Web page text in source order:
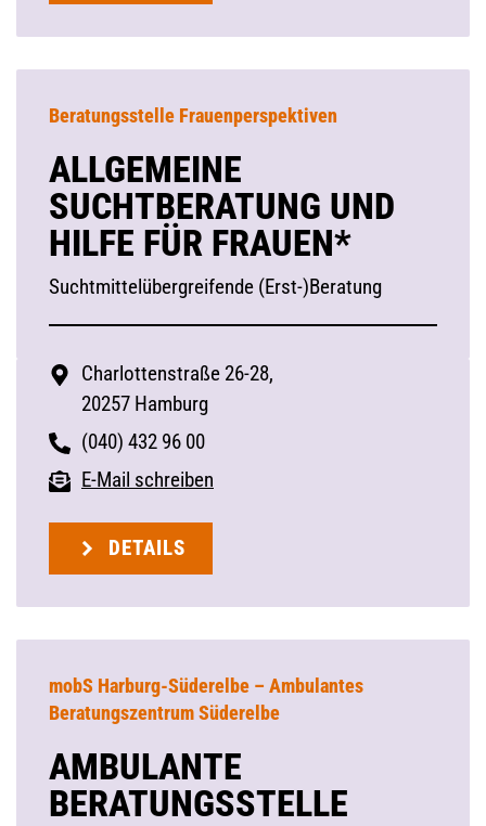
Beratungsstelle Frauenperspektiven
ALLGEMEINE
SUCHTBERATUNG UND
HILFE FÜR FRAUEN*
Suchtmittelübergreifende (Erst-)Beratung
Charlottenstraße 26-28,
20257 Hamburg
(040) 432 96 00
E-Mail schreiben
DETAILS
mobS Harburg-Süderelbe – Ambulantes
Beratungszentrum Süderelbe
AMBULANTE
BERATUNGSSTELLE